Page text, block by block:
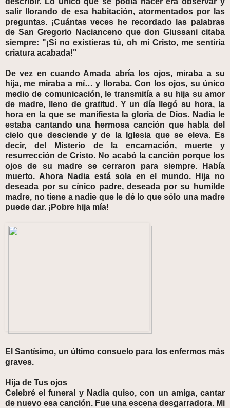
salir llorando de esa habitación, atormentados por las
preguntas. ¡Cuántas veces he recordado las palabras
de San Gregorio Nacianceno que don Giussani citaba
siempre: "¡Si no existieras tú, oh mi Cristo, me sentiría
criatura acabada!"
De vez en cuando Amada abría los ojos, miraba a su
hija, me miraba a mí… y lloraba. Con los ojos, su único
medio de comunicación, le transmitía a su hija su amor
de madre, lleno de gratitud. Y un día llegó su hora, la
hora en la que se manifiesta la gloria de Dios. Nadia le
estaba cantando una hermosa canción que habla del
cielo que desciende y de la Iglesia que se eleva. Es
decir, del Misterio de la encarnación, muerte y
resurrección de Cristo. No acabó la canción porque los
ojos de su madre se cerraron para siempre. Había
muerto. Ahora Nadia está sola en el mundo. Hija no
deseada por su cínico padre, deseada por su humilde
madre, no tiene a nadie que le dé lo que sólo una madre
puede dar. ¡Pobre hija mía!
El Santísimo, un último consuelo para los enfermos más
graves.
Hija de Tus ojos
Celebré el funeral y Nadia quiso, con un amiga, cantar
de nuevo esa canción. Fue una escena desgarradora. Mi